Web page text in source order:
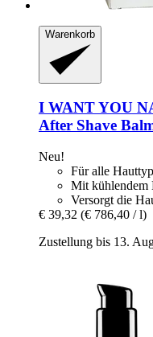
Warenkorb
I WANT YOU
After Shave
Neu!
Für alle
Mit kühlendem
Versorgt die
€ 39,32 (€ 786,40 / l)
Zustellung bis 13.